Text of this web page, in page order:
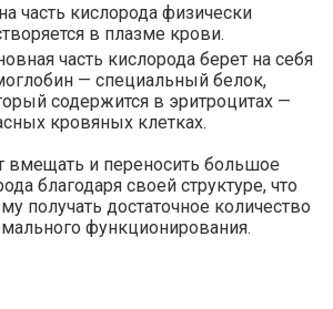
часть кислорода физически
в плазме крови.
часть кислорода берет на себя
— специальный белок,
содержится в эритроцитах —
кровяных клетках.
вмещать и переносить большое
благодаря своей структуре, что
получать достаточное количество
функционирования.